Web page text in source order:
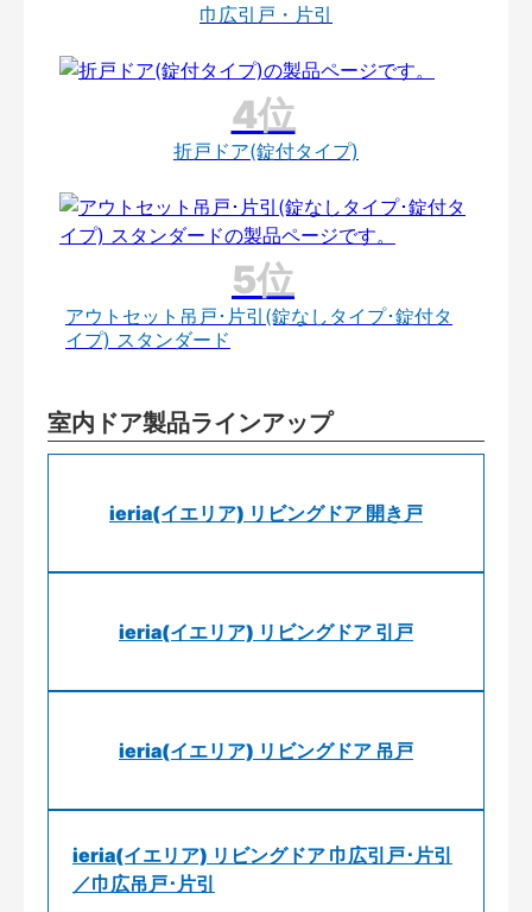
巾広引戸・片引
折戸ドア(錠付タイプ)
アウトセット吊戸･片引(錠なしタイプ･錠付タ
イプ) スタンダード
室内ドア製品ラインアップ
ieria(イエリア) リビングドア 開き戸
ieria(イエリア) リビングドア 引戸
ieria(イエリア) リビングドア 吊戸
ieria(イエリア) リビングドア 巾広引戸･片引
／巾広吊戸･片引